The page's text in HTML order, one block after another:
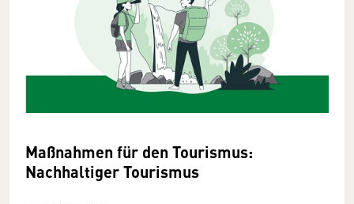
Maßnahmen für den Tourismus:
Nachhaltiger Tourismus